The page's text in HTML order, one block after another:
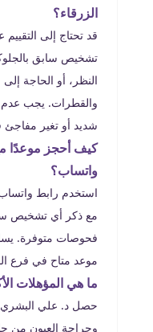
الزرقاء؟
قد تحتاج إلى
تشخيص سابق
النظر، أو الحاجة
والقطرات. يجب
شديد أو تغير مفاجئ
كيف أحجز موعدًا
واتساب؟
استخدم رابط
مع ذكر أي تشخيص
فحوصات متوفرة.
موعد متاح في فرع
ما هي المؤهلات
حصل د. علي
وجراحة العيون من